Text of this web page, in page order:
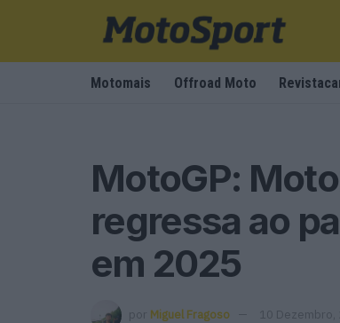
Motomais Offroad Moto
MotoGP:
regressa ao
em 2025
por Miguel Fragoso 10 Dezembro,